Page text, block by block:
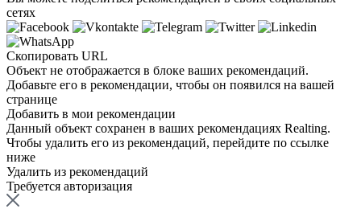
сетях
Скопировать URL
Объект не отображается в блоке ваших рекомендаций.
Добавьте его в рекомендации, чтобы он появился на вашей
странице
Добавить в мои рекомендации
Данный объект сохранен в ваших рекомендациях Realting.
Чтобы удалить его из рекомендаций, перейдите по ссылке
ниже
Удалить из рекомендаций
Требуется авторизация